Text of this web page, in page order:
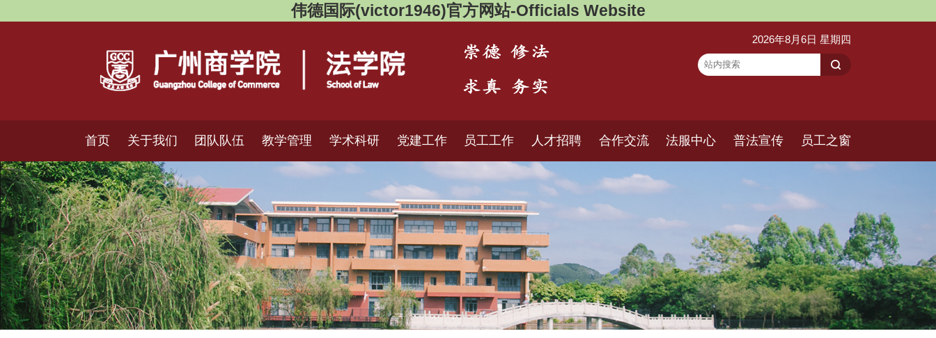
伟德国际(victor1946)官方网站-Officials Website
2026年8月6日 星期四
首页 关于我们 团队队伍 教学管理 学术科研 党建工作 员工工作 人才招聘 合作交流 法服中心 普法宣传 员工之窗